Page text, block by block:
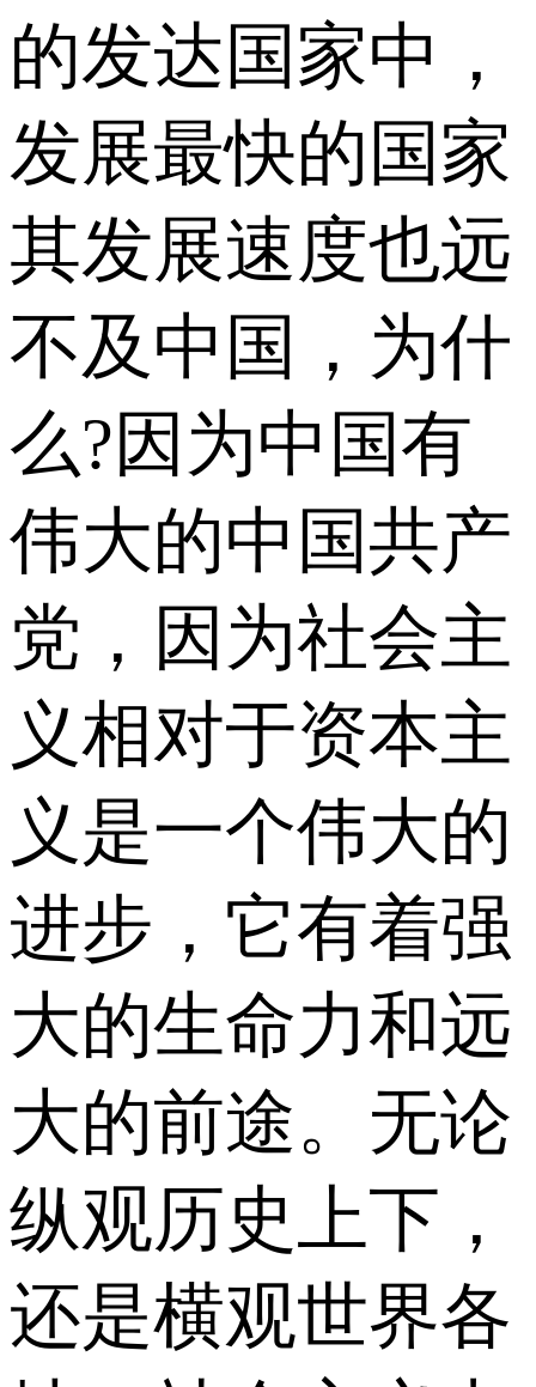
的发达国家中，
发展最快的国家
其发展速度也远
不及中国，为什
么?因为中国有
伟大的中国共产
党，因为社会主
义相对于资本主
义是一个伟大的
进步，它有着强
大的生命力和远
大的前途。无论
纵观历史上下，
还是横观世界各